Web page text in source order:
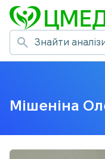
Мішеніна